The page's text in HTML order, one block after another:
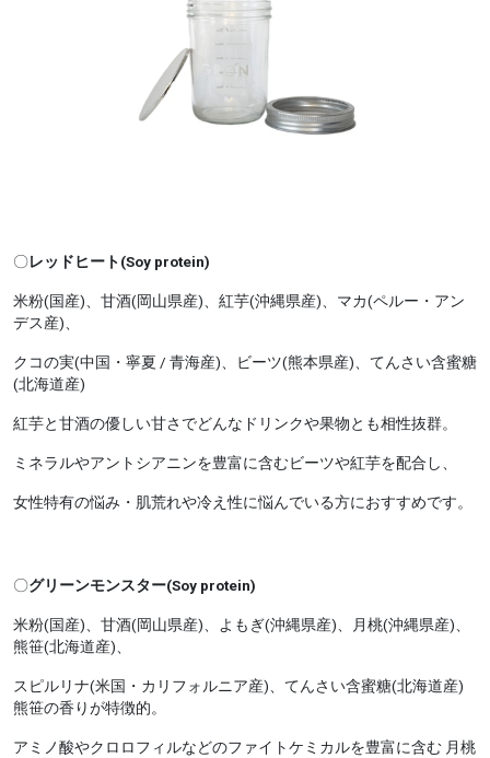
〇レッドヒート(Soy protein)
米粉(国産)、甘酒(岡山県産)、紅芋(沖縄県産)、マカ(ペルー・アン
デス産)、
クコの実(中国・寧夏 / 青海産)、ビーツ(熊本県産)、てんさい含蜜糖
(北海道産)
紅芋と甘酒の優しい甘さでどんなドリンクや果物とも相性抜群。
ミネラルやアントシアニンを豊富に含むビーツや紅芋を配合し、
女性特有の悩み・肌荒れや冷え性に悩んでいる方におすすめです。
〇グリーンモンスター(Soy protein)
米粉(国産)、甘酒(岡山県産)、よもぎ(沖縄県産)、月桃(沖縄県産)、
熊笹(北海道産)、
スピルリナ(米国・カリフォルニア産)、てんさい含蜜糖(北海道産)
熊笹の香りが特徴的。
アミノ酸やクロロフィルなどのファイトケミカルを豊富に含む 月桃